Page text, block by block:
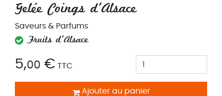
Gelée Coings d'Alsace
Saveurs & Parfums
Fruits d'Alsace
5,00 € TTC
Ajouter au panier